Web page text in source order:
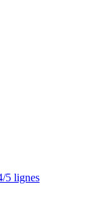
5 lignes